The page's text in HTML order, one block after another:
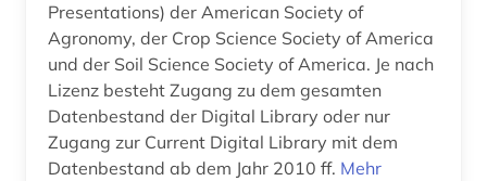
biomaterial (1)
biomathematik (1)
biomedizin (15)
biomolekül (1)
Presentations) der American Society of
Agronomy, der Crop Science Society of America
und der Soil Science Society of America. Je nach
Lizenz besteht Zugang zu dem gesamten
Datenbestand der Digital Library oder nur
Zugang zur Current Digital Library mit dem
Datenbestand ab dem Jahr 2010 ff. Mehr